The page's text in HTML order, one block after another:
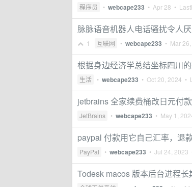
程序员 • webcape233 • Apr 28 •
脉脉语音机器人电话骚扰令人
1 互联网 • webcape233 • Mar
根据身边经济学总结坐标四川
生活 • webcape233 • Oct 20, 2024 •
jetbrains 全家续费桶改日元付
JetBrains • webcape233 • May 1,
paypal 付款用它自己汇率，退
PayPal • webcape233 • Jul 24, 2023
Todesk macos 版本后台进程